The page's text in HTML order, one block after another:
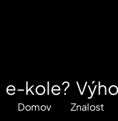
kole?
Domov Znalost